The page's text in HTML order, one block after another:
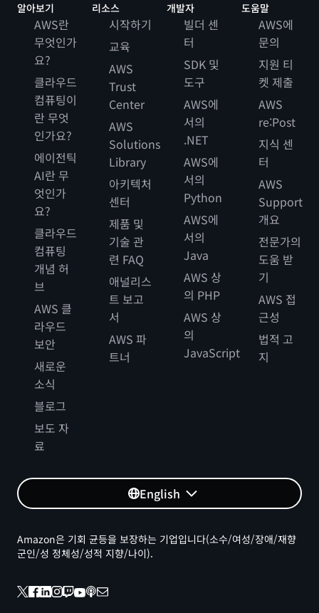
알아보기
AWS란
무엇인가
요?
클라우드
컴퓨팅이
란 무엇
인가요?
에이전틱
AI란 무
엇인가
요?
클라우드
컴퓨팅
개념 허
브
AWS 클
라우드
보안
새로운
소식
블로그
보도 자
료
리소스
시작하기
교육
AWS
Trust
Center
AWS
Solutions
Library
아키텍처
센터
제품 및
기술 관
련 FAQ
애널리스
트 보고
서
AWS 파
트너
개발자
빌더 센
터
SDK 및
도구
AWS에
서의
.NET
AWS에
서의
Python
AWS에
서의
Java
AWS 상
의 PHP
AWS 상
의
JavaScript
도움말
AWS에
문의
지원 티
켓 제출
AWS
re:Post
지식 센
터
AWS
Support
개요
전문가의
도움 받
기
AWS 접
근성
법적 고
지
English
Amazon은 기회 균등을 보장하는 기업입니다(소수/여성/장애/재향
군인/성 정체성/성적 지향/나이).